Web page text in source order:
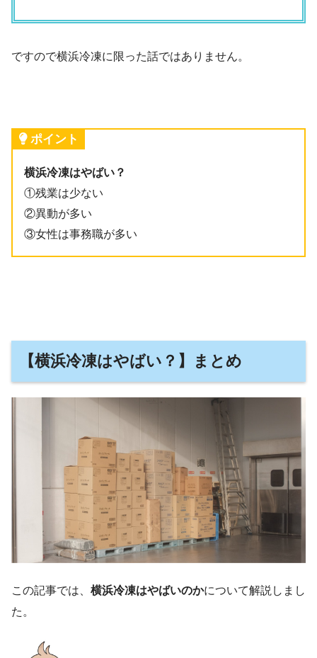
ですので横浜冷凍に限った話ではありません。
ポイント
横浜冷凍はやばい？
①残業は少ない
②異動が多い
③女性は事務職が多い
【横浜冷凍はやばい？】まとめ
この記事では、 横浜冷凍はやばいのかについて解説しまし
た。